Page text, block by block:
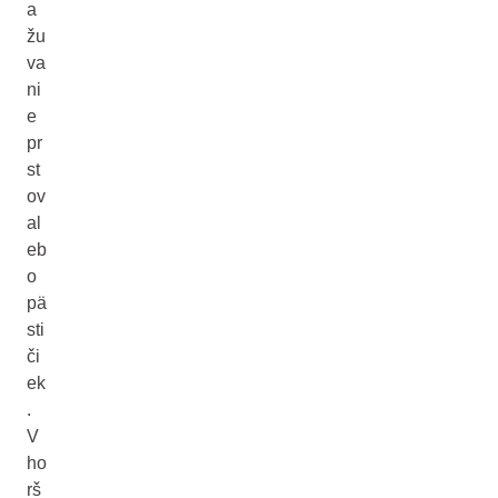
a
žu
va
ni
e
pr
st
ov
al
eb
o
pä
sti
či
ek
.
V
ho
rš